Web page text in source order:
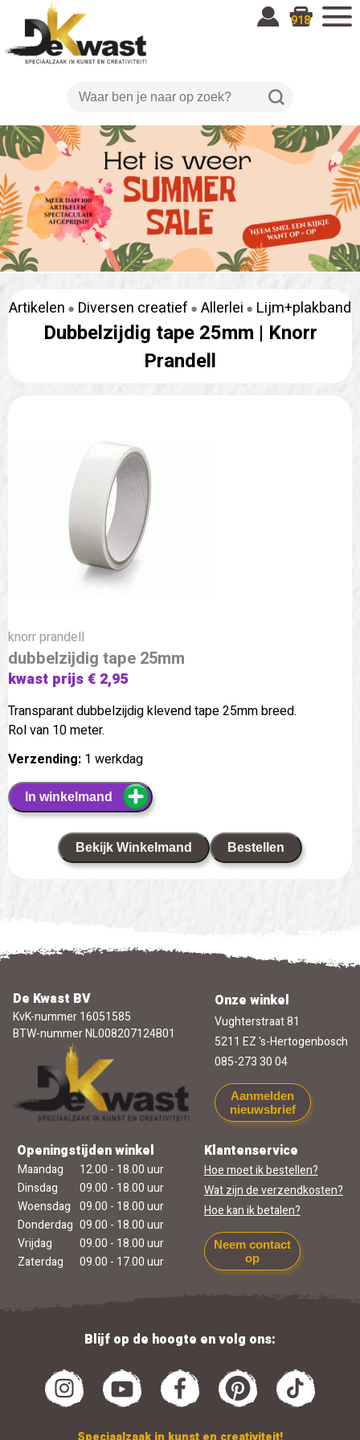
918
Artikelen Diversen creatief Allerlei Lijm+plakband
Dubbelzijdig tape 25mm | Knorr
Prandell
knorr prandell
dubbelzijdig tape 25mm
kwast prijs € 2,95
Transparant dubbelzijdig klevend tape 25mm breed.
Rol van 10 meter.
Verzending: 1 werkdag
In winkelmand
Bekijk Winkelmand Bestellen
De Kwast BV
KvK-nummer 16051585
BTW-nummer NL008207124B01
Onze winkel
Vughterstraat 81
5211 EZ 's-Hertogenbosch
085-273 30 04
Aanmelden
nieuwsbrief
Openingstijden winkel
Maandag
12.00 - 18.00 uur
Dinsdag
09.00 - 18.00 uur
Woensdag 09.00 - 18.00 uur
Donderdag 09.00 - 18.00 uur
Vrijdag
09.00 - 18.00 uur
Zaterdag
09.00 - 17.00 uur
Klantenservice
Hoe moet ik bestellen?
Wat zijn de verzendkosten?
Hoe kan ik betalen?
Neem contact
op
Blijf op de hoogte en volg ons: